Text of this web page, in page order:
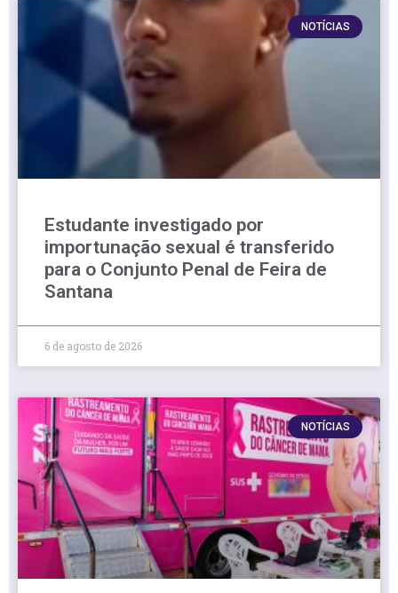
NOTÍCIAS
Estudante investigado por
importunação sexual é transferido
para o Conjunto Penal de Feira de
Santana
6 de agosto de 2026
NOTÍCIAS